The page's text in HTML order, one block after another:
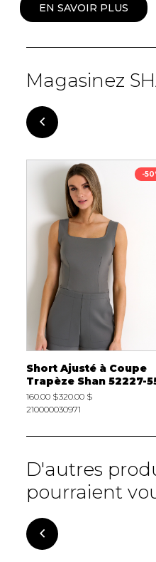
EN SAVOIR PLUS
Magasinez
-
Short Ajusté à Coupe
Trapèze Shan 52227-
160.00 $320.00 $
210000030971
D'autres
pourraient